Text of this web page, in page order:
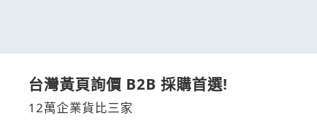
台灣黃頁詢價 B2B 採購首選!
12萬企業貨比三家